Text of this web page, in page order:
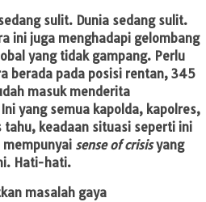
sulit. Dunia sedang sulit.
ini juga menghadapi gelombang
yang tidak gampang. Perlu
berada pada posisi rentan, 345
masuk menderita
yang semua kapolda, kapolres,
keadaan situasi seperti ini
mempunyai sense of crisisyang
Hati-hati.
masalah gaya